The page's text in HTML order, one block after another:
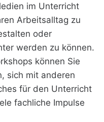
im Unterricht
Arbeitsalltag zu
oder
werden zu können.
können Sie
sich mit anderen
für den Unterricht
fachliche Impulse